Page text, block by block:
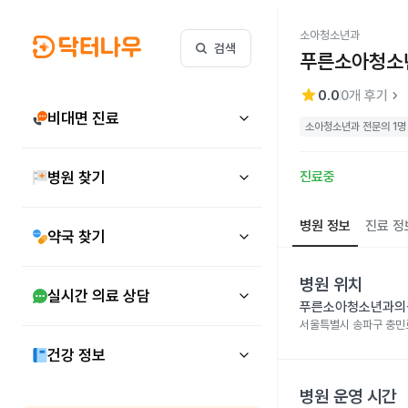
검색
비대면 진료
병원 찾기
약국 찾기
실시간 의료 상담
건강 정보
소아청소년과
푸른소아청
star 0.00개 후기 keyboard_arrow_right
소아청소년과 전문의 1명
진료중
병원 정보 진료 정
병원 위치
푸른소아청소년과
서울특별시 송파구 충
병원 운영 시간